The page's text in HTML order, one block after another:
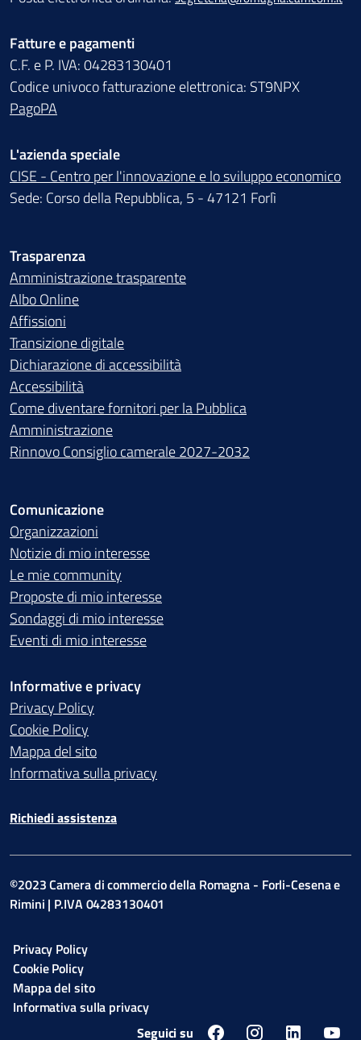
Fatture e pagamenti
C.F. e P. IVA: 04283130401
Codice univoco fatturazione elettronica: ST9NPX
PagoPA
L'azienda speciale
CISE - Centro per l'innovazione e lo sviluppo economico
Sede: Corso della Repubblica, 5 - 47121 Forlì
Trasparenza
Amministrazione trasparente
Albo Online
Affissioni
Transizione digitale
Dichiarazione di accessibilità
Accessibilità
Come diventare fornitori per la Pubblica
Amministrazione
Rinnovo Consiglio camerale 2027-2032
Comunicazione
Organizzazioni
Notizie di mio interesse
Le mie community
Proposte di mio interesse
Sondaggi di mio interesse
Eventi di mio interesse
Informative e privacy
Privacy Policy
Cookie Policy
Mappa del sito
Informativa sulla privacy
Richiedi assistenza
©2023 Camera di commercio della Romagna - Forli-Cesena e
Rimini | P.IVA 04283130401
Privacy Policy
Cookie Policy
Mappa del sito
Informativa sulla privacy
Seguici su